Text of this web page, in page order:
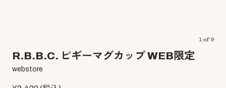
1of 9
R.B.B.C. ピギーマグカップ WEB限定
webstore